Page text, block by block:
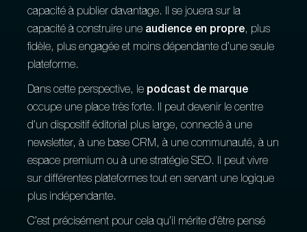
capacité à publier davantage. Il se jouera sur la
capacité à construire une audience en propre, plus
fidèle, plus engagée et moins dépendante d’une seule
plateforme.
Dans cette perspective, le podcast de marque
occupe une place très forte. Il peut devenir le centre
d’un dispositif éditorial plus large, connecté à une
newsletter, à une base CRM, à une communauté, à un
espace premium ou à une stratégie SEO. Il peut vivre
sur différentes plateformes tout en servant une logique
plus indépendante.
C’est précisément pour cela qu’il mérite d’être pensé